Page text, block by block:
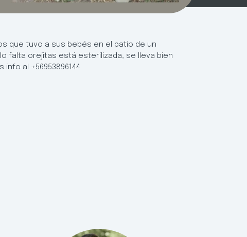
que tuvo a sus bebés en el patio de un
falta orejitas está esterilizada, se lleva bien
al +56953896144